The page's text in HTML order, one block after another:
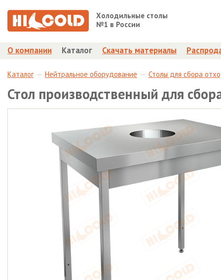
Холодильные столы
№1 в России
О компании Каталог Скачать материалы
Каталог Нейтральное оборудование Столы для сбора
Стол производственный для